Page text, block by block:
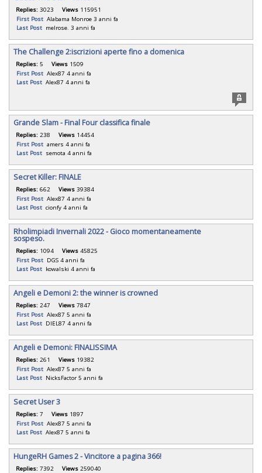
Replies: 3023 Views 115951
First Post Alabama Monroe 3 anni fa
Last Post melrose. 3 anni fa
The Challenge 2:iscrizioni aperte fino a domenica
Replies: 5 Views 1509
First Post Alex87 4 anni fa
Last Post Alex87 4 anni fa
Grande Slam - Final Four classifica finale
Replies: 238 Views 14454
First Post amers 4 anni fa
Last Post semota 4 anni fa
Secret Killer: FINALE
Replies: 662 Views 39384
First Post Alex87 4 anni fa
Last Post cionfy 4 anni fa
Rholimpiadi Invernali 2022 - Gioco momentaneamente
sospeso.
Replies: 1094 Views 45825
First Post DGS 4 anni fa
Last Post kowalski 4 anni fa
Angeli e Demoni 2: the winner is crowned
Replies: 247 Views 7847
First Post Alex87 5 anni fa
Last Post DIEL87 4 anni fa
Angeli e Demoni: FINALISSIMA
Replies: 261 Views 19382
First Post Alex87 5 anni fa
Last Post NicksFactor 5 anni fa
Secret User 3
Replies: 7 Views 1897
First Post Alex87 5 anni fa
Last Post Alex87 5 anni fa
HungeRH Games 2 - Vincitore a pagina 366!
Replies: 7392 Views 259040